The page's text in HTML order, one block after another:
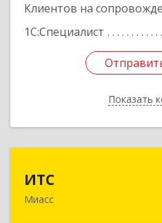
Клиентов на
1С:Специалист
Показать
ИТС
Миасс456300, Челябинская